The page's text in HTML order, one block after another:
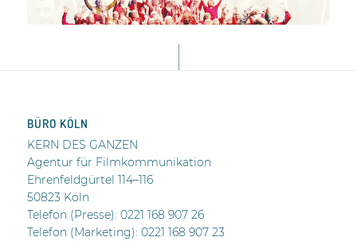
BÜRO KÖLN
KERN DES GANZEN
Agentur für Filmkommunikation
Ehrenfeldgürtel 114–116
50823 Köln
Telefon (Presse): 0221 168 907 26
Telefon (Marketing): 0221 168 907 23